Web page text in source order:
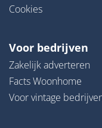
Cookies
Voor bedrijven
Zakelijk adverteren
Facts Woonhome
Voor vintage